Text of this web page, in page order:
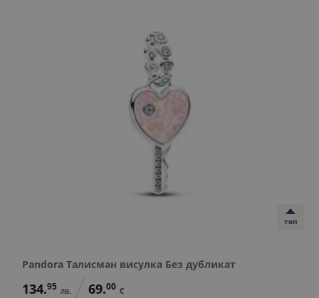
Pandora Талисман висулка Без дубликат
134.95 лв. 69.00 €
топ